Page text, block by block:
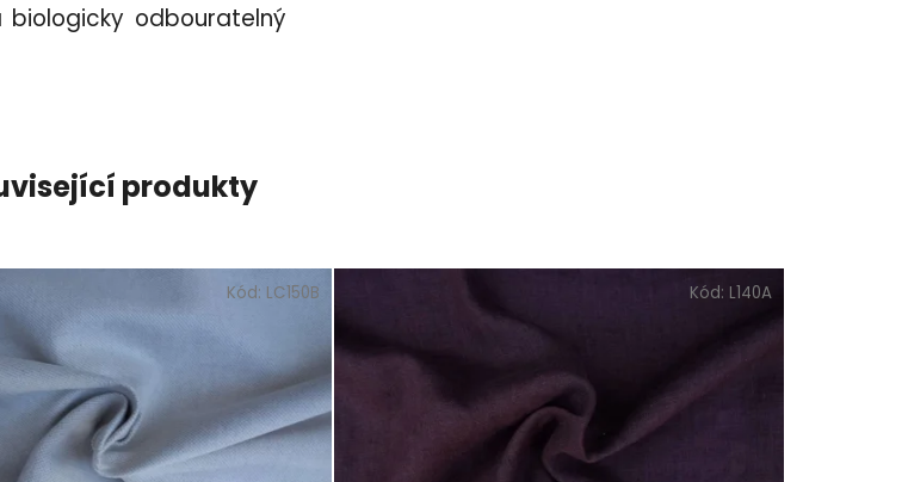
odbouratelný
produkty
Kód: LC150B Kód: L140A